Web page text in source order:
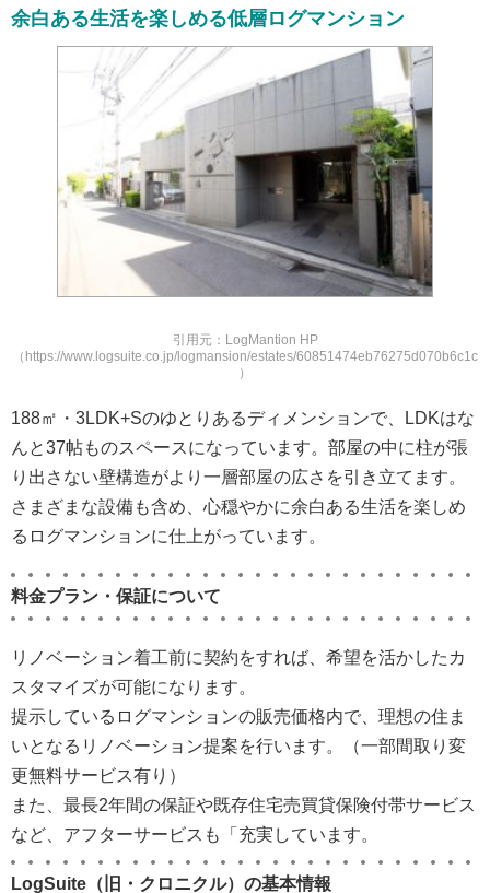
余白ある生活を楽しめる低層ログマンション
引用元：LogMantion HP
（https://www.logsuite.co.jp/logmansion/estates/60851474eb76275d070b6c1c
）
188㎡・3LDK+Sのゆとりあるディメンションで、LDKはな
んと37帖ものスペースになっています。部屋の中に柱が張
り出さない壁構造がより一層部屋の広さを引き立てます。
さまざまな設備も含め、心穏やかに余白ある生活を楽しめ
るログマンションに仕上がっています。
料金プラン・保証について
リノベーション着工前に契約をすれば、希望を活かしたカ
スタマイズが可能になります。
提示しているログマンションの販売価格内で、理想の住ま
いとなるリノベーション提案を行います。（一部間取り変
更無料サービス有り）
また、最長2年間の保証や既存住宅売買貸保険付帯サービス
など、アフターサービスも「充実しています。
LogSuite（旧・クロニクル）の基本情報